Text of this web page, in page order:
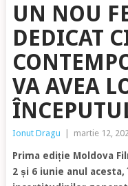
UN NOU
DEDICAT
VA AVEA
Ionut Dragu martie 12,
Prima ediție Moldova
2 și 6 iunie anul